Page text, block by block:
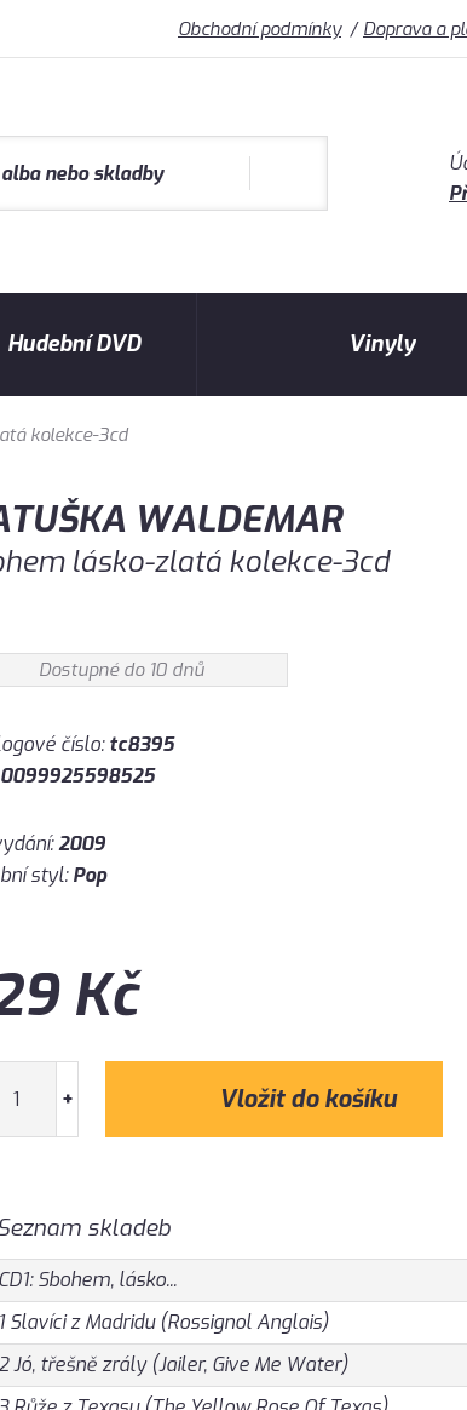
Obchodní podmínky Doprava a
Hudební DVD Vinyly
kolekce-3cd
WALDEMAR
lásko-zlatá kolekce-3cd
Dostupné do 10 dnů
číslo:tc8395
0099925598525
2009
styl:Pop
Kč
+
skladeb
CD1: Sbohem, lásko...
1 Slavíci z Madridu (Rossignol Anglais)
2 Jó, třešně zrály (Jailer, Give Me Water)